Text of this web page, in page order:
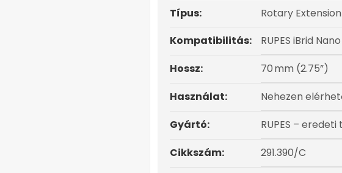
Típus:
Rotary
Kompatibilitás:
RUPES iBrid
Hossz:
70 mm (2.75”)
Használat:
Nehezen
Gyártó:
RUPES –
Cikkszám:
291.390/C